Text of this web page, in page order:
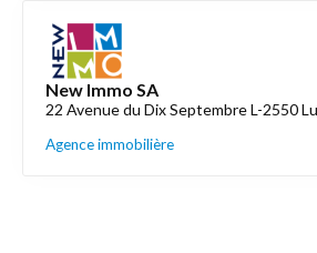
New Immo SA
22 Avenue du Dix Septembre L-2550
Agence immobilière